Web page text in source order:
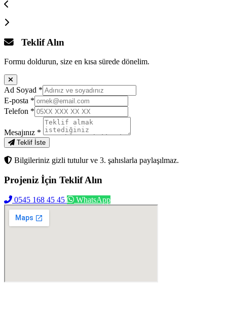
Teklif Alın
Formu doldurun, size en kısa sürede dönelim.
Ad Soyad *
E-posta *
Telefon *
Mesajınız *
Teklif İste
Bilgileriniz gizli tutulur ve 3. şahıslarla paylaşılmaz.
Projeniz İçin Teklif Alın
0545 168 45 45 WhatsApp